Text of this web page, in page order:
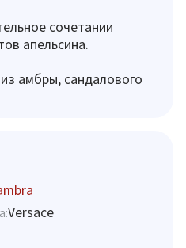
сочетании
апельсина.
амбры, сандалового
Versace